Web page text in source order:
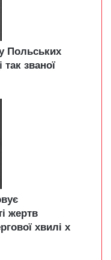
Польських
так званої
жертв
хвилі х